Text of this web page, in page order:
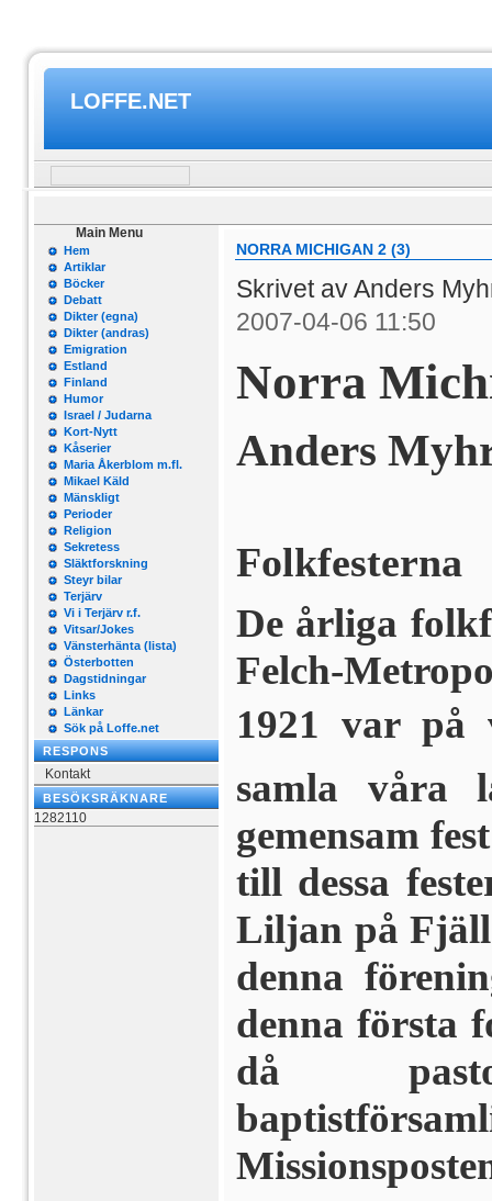
LOFFE.NET
Main Menu
Hem
Artiklar
Böcker
Debatt
Dikter (egna)
Dikter (andras)
Emigration
Estland
Finland
Humor
Israel / Judarna
Kort-Nytt
Kåserier
Maria Åkerblom m.fl.
Mikael Käld
Mänskligt
Perioder
Religion
Sekretess
Släktforskning
Steyr bilar
Terjärv
Vi i Terjärv r.f.
Vitsar/Jokes
Vänsterhänta (lista)
Österbotten
Dagstidningar
Links
Länkar
Sök på Loffe.net
RESPONS
Kontakt
BESÖKSRÄKNARE
1282110
NORRA MICHIGAN 2 (3)
Skrivet av Anders
2007-04-06 11:50
Norra
Anders
Folkfesterna
De årliga
Felch-
1921 var
samla våra
gemensam
till dessa
Liljan på
denna
denna första
då